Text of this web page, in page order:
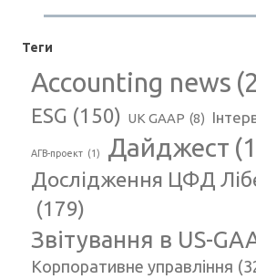
Теги
Accounting news
ESG (150) UK GAAP (8)
АГВ-проект (1) Дайджест
Дослідження ЦФД
(179)
Звітування в US-
Корпоративне управління